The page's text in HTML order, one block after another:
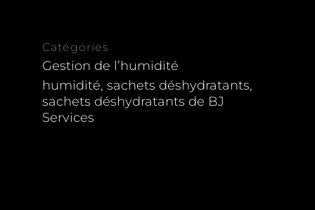
Catégories
Gestion de l’humidité
humidité, sachets déshydratants,
sachets déshydratants de BJ
Services